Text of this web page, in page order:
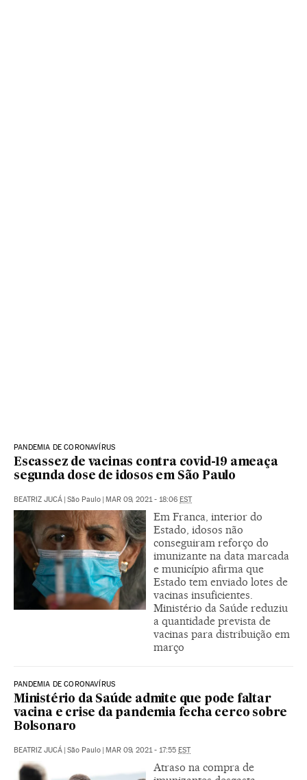
PANDEMIA DE CORONAVÍRUS
Escassez de vacinas contra covid-19 ameaça
segunda dose de idosos em São Paulo
BEATRIZ JUCÁ São Paulo MAR 09, 2021 - 18:06 EST
Em Franca, interior do
Estado, idosos não
conseguiram reforço do
imunizante na data marcada
e município afirma que
Estado tem enviado lotes de
vacinas insuficientes.
Ministério da Saúde reduziu
a quantidade prevista de
vacinas para distribuição em
março
PANDEMIA DE CORONAVÍRUS
Ministério da Saúde admite que pode faltar
vacina e crise da pandemia fecha cerco sobre
Bolsonaro
BEATRIZ JUCÁ São Paulo MAR 09, 2021 - 17:55 EST
Atraso na compra de